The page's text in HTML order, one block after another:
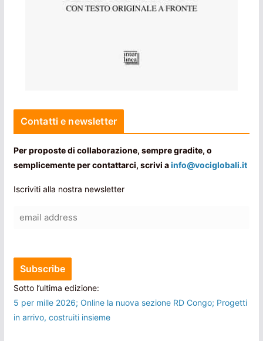
Contatti e newsletter
Per proposte di collaborazione, sempre gradite, o
semplicemente per contattarci, scrivi ainfo@vociglobali.it
Iscriviti alla nostra newsletter
Sotto l’ultima edizione:
5 per mille 2026; Online la nuova sezione RD Congo; Progetti
in arrivo, costruiti insieme